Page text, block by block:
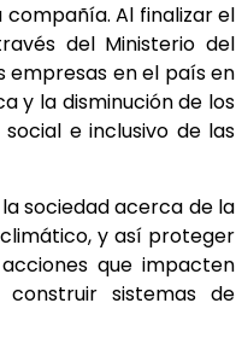
Al finalizar el
del Ministerio del
empresas en el país en
y la disminución de los
e inclusivo de las
sociedad acerca de la
y así proteger
que impacten
sistemas de